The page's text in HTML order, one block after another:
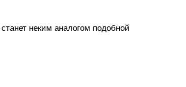
неким аналогом подобной